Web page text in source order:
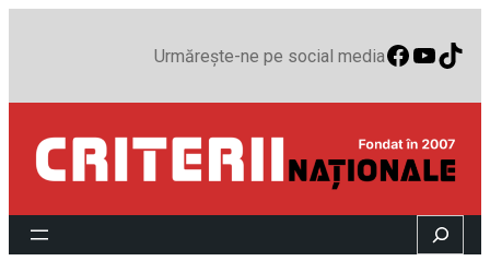
Urmărește-ne pe social media
Search